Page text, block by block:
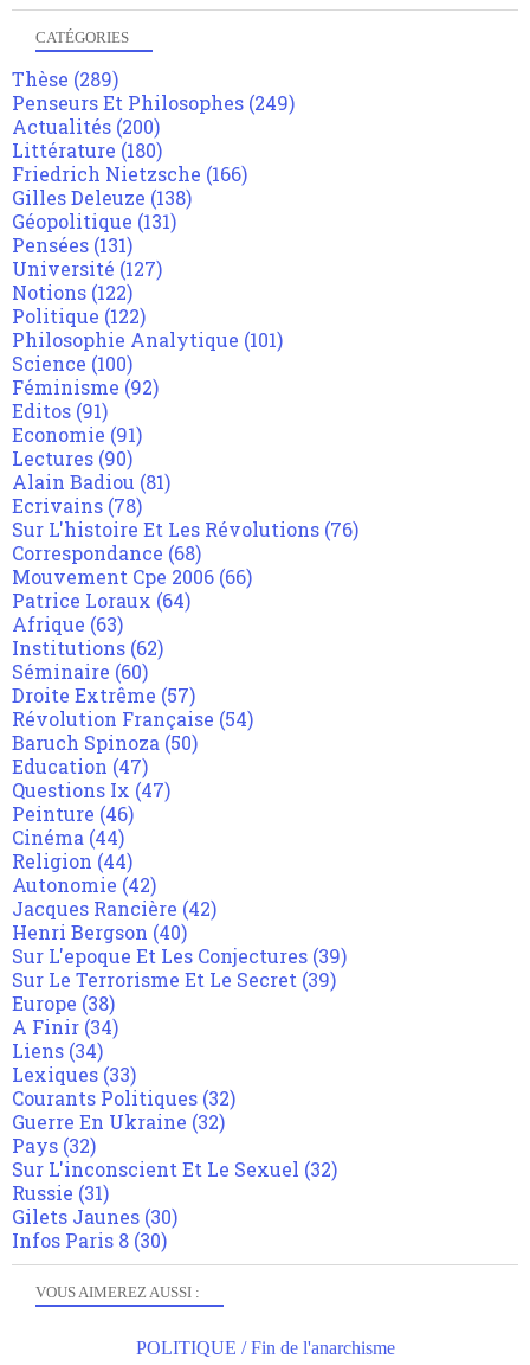
VOUS AIMEREZ AUSSI :
POLITIQUE / Fin de l'anarchisme
CATÉGORIES
Thèse (289)
Penseurs Et Philosophes (249)
Actualités (200)
Littérature (180)
Friedrich Nietzsche (166)
Gilles Deleuze (138)
Géopolitique (131)
Pensées (131)
Université (127)
Notions (122)
Politique (122)
Philosophie Analytique (101)
Science (100)
Féminisme (92)
Editos (91)
Economie (91)
Lectures (90)
Alain Badiou (81)
Ecrivains (78)
Sur L'histoire Et Les Révolutions (76)
Correspondance (68)
Mouvement Cpe 2006 (66)
Patrice Loraux (64)
Afrique (63)
Institutions (62)
Séminaire (60)
Droite Extrême (57)
Révolution Française (54)
Baruch Spinoza (50)
Education (47)
Questions Ix (47)
Peinture (46)
Cinéma (44)
Religion (44)
Autonomie (42)
Jacques Rancière (42)
Henri Bergson (40)
Sur L'epoque Et Les Conjectures (39)
Sur Le Terrorisme Et Le Secret (39)
Europe (38)
A Finir (34)
Liens (34)
Lexiques (33)
Courants Politiques (32)
Guerre En Ukraine (32)
Pays (32)
Sur L'inconscient Et Le Sexuel (32)
Russie (31)
Gilets Jaunes (30)
Infos Paris 8 (30)